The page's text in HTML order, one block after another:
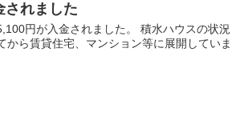
されました
円が入金されました。 積水ハウスの状況
ら賃貸住宅、マンション等に展開していま